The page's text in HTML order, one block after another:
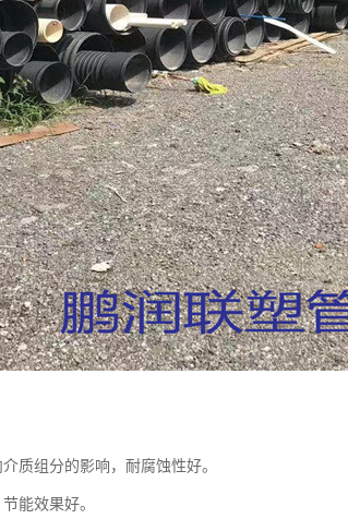
质组分的影响，耐腐蚀性好。
能效果好。